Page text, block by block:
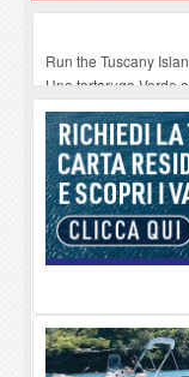
Run the Tuscany
Una tartaruga Verde
Furgone in fiamme a
Campo: chiusura
A Carpani si apre la